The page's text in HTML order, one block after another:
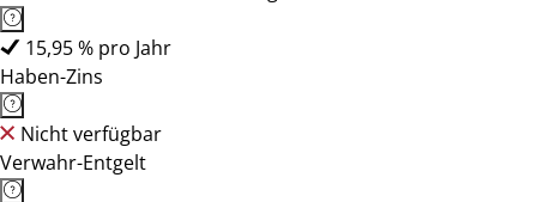
15,95 % pro Jahr
Haben-Zins
Nicht verfügbar
Verwahr-Entgelt